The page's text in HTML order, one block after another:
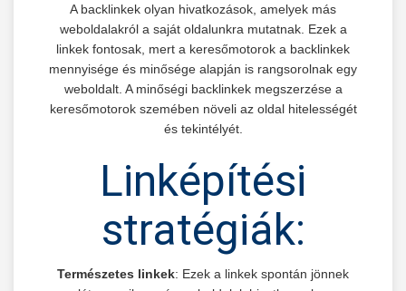
A backlinkek olyan hivatkozások, amelyek más
weboldalakról a saját oldalunkra mutatnak. Ezek a
linkek fontosak, mert a keresőmotorok a backlinkek
mennyisége és minősége alapján is rangsorolnak egy
weboldalt. A minőségi backlinkek megszerzése a
keresőmotorok szemében növeli az oldal hitelességét
és tekintélyét.
Linképítési
stratégiák:
Természetes linkek: Ezek a linkek spontán jönnek